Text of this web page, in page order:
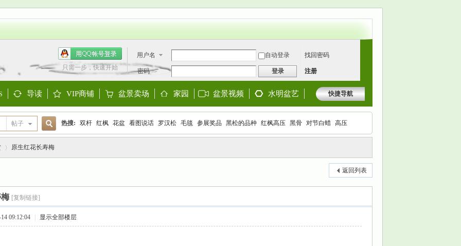
用户名 自动登录 找回密码
密码 登录 注册
只需一步，快速开始
快捷导航
导读 VIP商铺 盆景卖场 家园 盆景视频 水明盆艺
帖子
搜
热搜: 双杆 红枫 花盆 看图说话 罗汉松 毛毯 参展奖品 黑松的品种 红枫高压 黑骨 对节白蜡 高压
›
原生红花长寿梅
返回列表
[复制链接]
09:12:04 显示全部楼层